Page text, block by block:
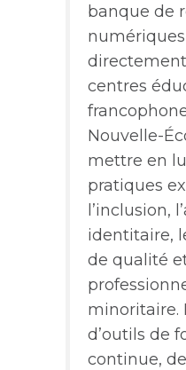
banque de
centres
Nouvelle-
mettre en
pratiques
l’inclusion,
identitaire,
de qualité
minoritaire.
d’outils de
continue, de